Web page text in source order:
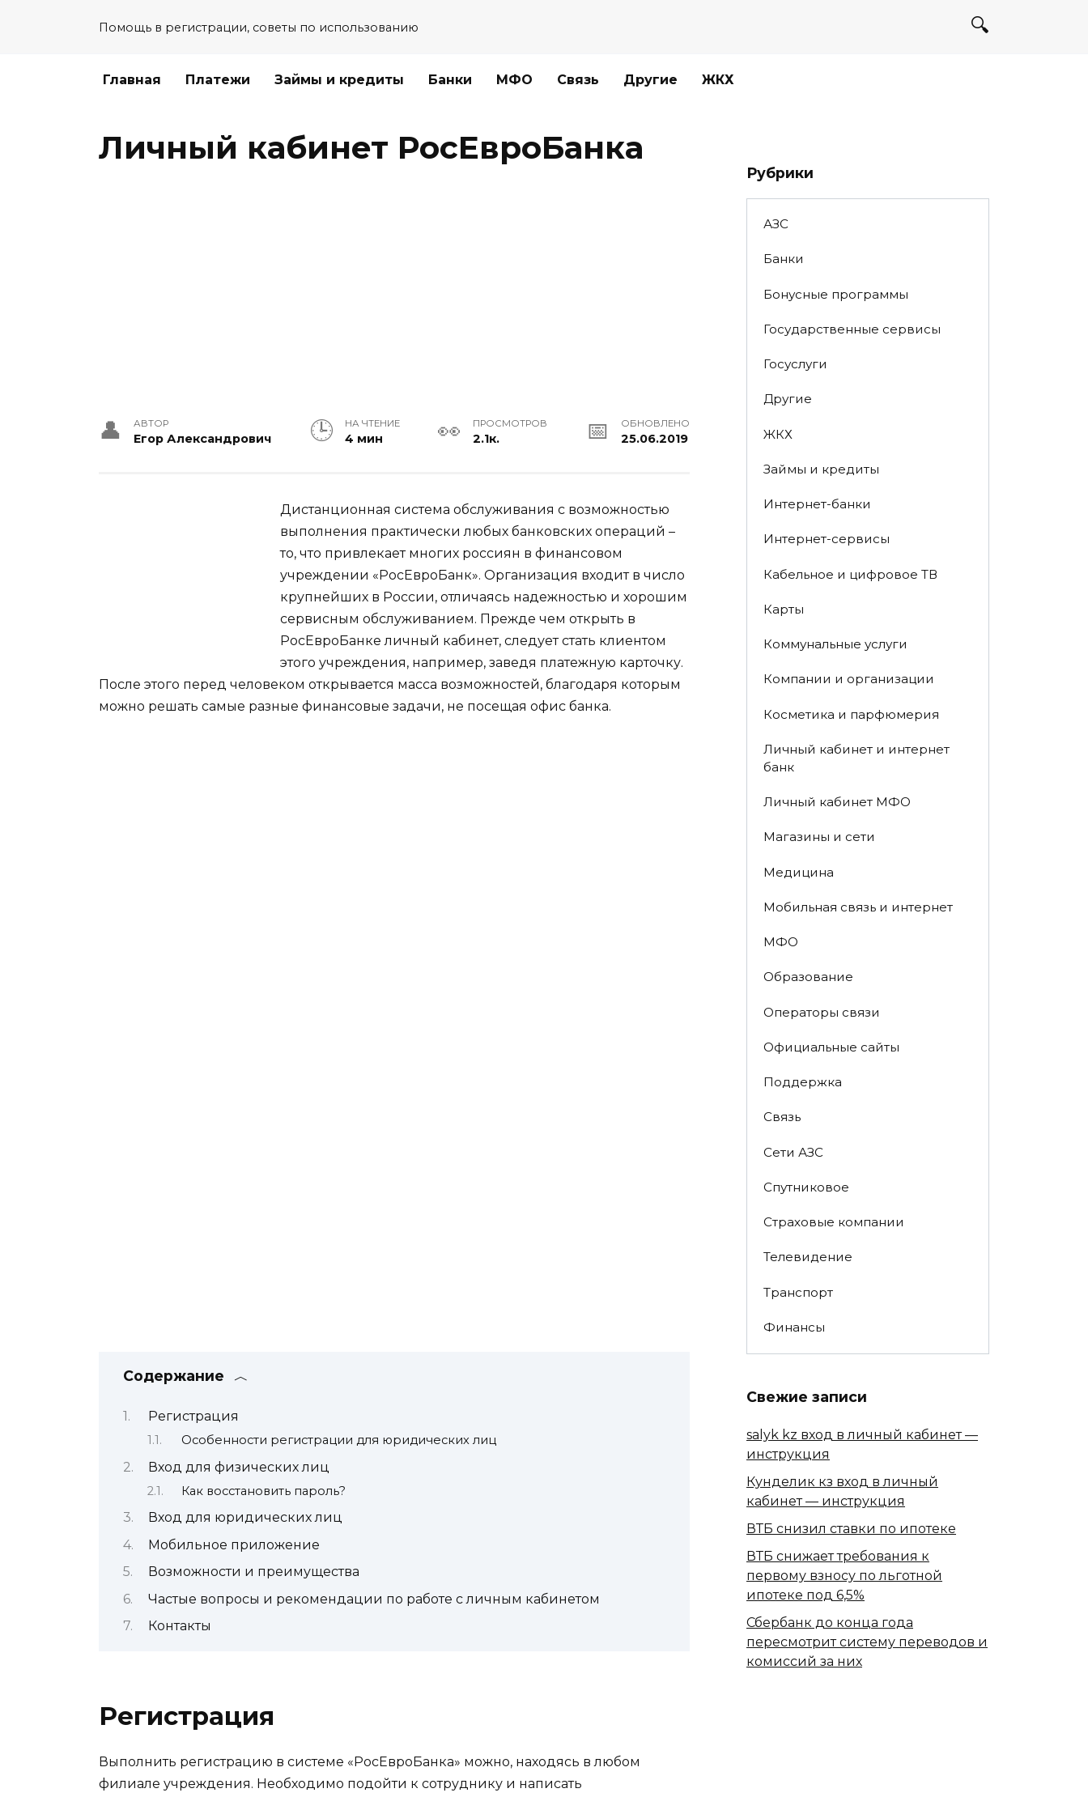
Помощь в регистрации, советы по использованию
Главная Платежи Займы и кредиты Банки МФО Связь Другие ЖКХ
Личный кабинет РосЕвроБанка
АВТОР
Егор Александрович
НА ЧТЕНИЕ
4 мин
ПРОСМОТРОВ
2.1к.
ОБНОВЛЕНО
25.06.2019
Дистанционная система обслуживания с возможностью
выполнения практически любых банковских операций –
то, что привлекает многих россиян в финансовом
учреждении «РосЕвроБанк». Организация входит в число
крупнейших в России, отличаясь надежностью и хорошим
сервисным обслуживанием. Прежде чем открыть в
РосЕвроБанке личный кабинет, следует стать клиентом
этого учреждения, например, заведя платежную карточку.
После этого перед человеком открывается масса возможностей, благодаря которым
можно решать самые разные финансовые задачи, не посещая офис банка.
Содержание
Регистрация
Особенности регистрации для юридических лиц
Вход для физических лиц
Как восстановить пароль?
Вход для юридических лиц
Мобильное приложение
Возможности и преимущества
Частые вопросы и рекомендации по работе с личным кабинетом
Контакты
Регистрация
Выполнить регистрацию в системе «РосЕвроБанка» можно, находясь в любом
филиале учреждения. Необходимо подойти к сотруднику и написать
Рубрики
АЗС
Банки
Бонусные программы
Государственные сервисы
Госуслуги
Другие
ЖКХ
Займы и кредиты
Интернет-банки
Интернет-сервисы
Кабельное и цифровое ТВ
Карты
Коммунальные услуги
Компании и организации
Косметика и парфюмерия
Личный кабинет и интернет
банк
Личный кабинет МФО
Магазины и сети
Медицина
Мобильная связь и интернет
МФО
Образование
Операторы связи
Официальные сайты
Поддержка
Связь
Сети АЗС
Спутниковое
Страховые компании
Телевидение
Транспорт
Финансы
Свежие записи
salyk kz вход в личный кабинет —
инструкция
Кунделик кз вход в личный
кабинет — инструкция
ВТБ снизил ставки по ипотеке
ВТБ снижает требования к
первому взносу по льготной
ипотеке под 6,5%
Сбербанк​ до конца года
пересмотрит систему переводов и
комиссий за них